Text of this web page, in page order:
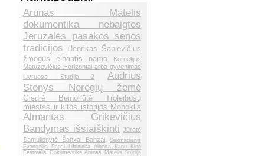
Arunas Matelis
dokumentika nebaigtos
Jeruzalės pasakos senos
tradicijos
Henrikas Šablevičius
žmogus einantis namo
Kornelijus
Matuzevičius Horizontai arba gyvenimas
luvruose Studija 2
Audrius
Stonys Neregių žemė
Giedrė Beinoriūtė Troleibusų
miestas ir kitos istorijos Monoklis
Almantas Grikevičius
Bandymas išsiaiškinti Jūratė
Samulionytė Šanxai Banzai
Sekmadienis
Evangelija Pagal Liftininka Alberta Kanu Kino
Festivalis Dokumentika Arunas Matelis Studija